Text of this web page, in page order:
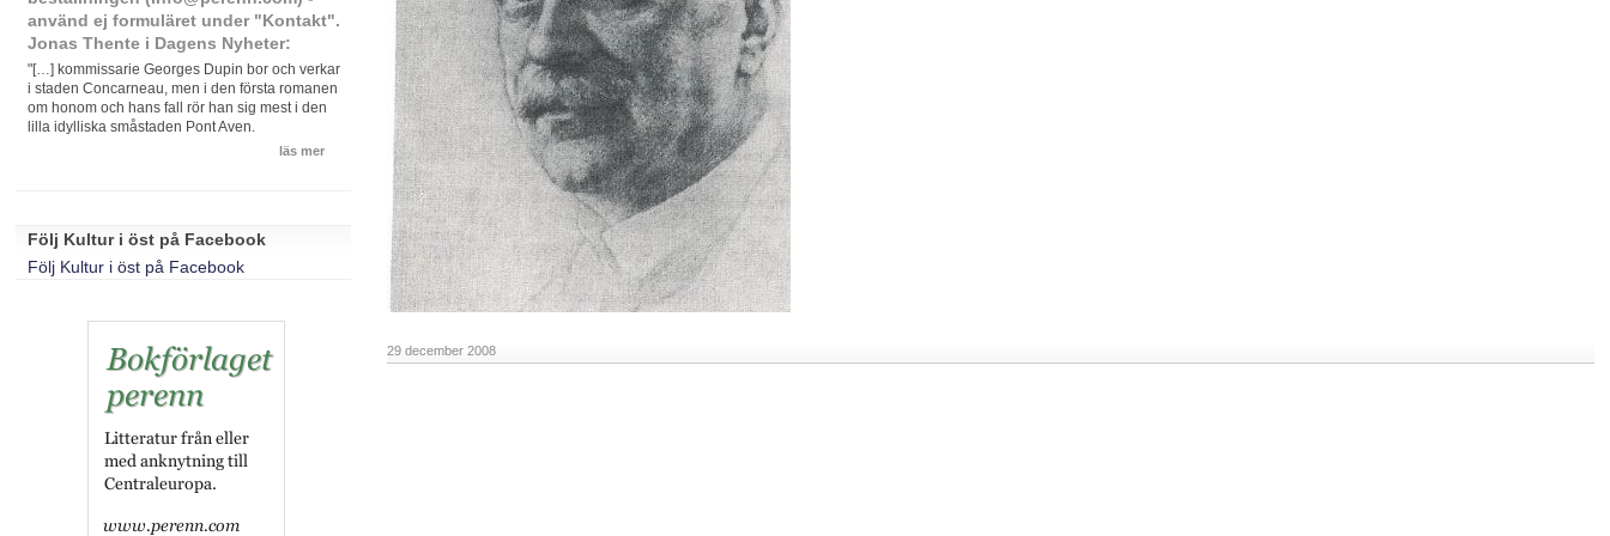
29 december 2008
använd ej formuläret under "Kontakt".
Jonas Thente i Dagens Nyheter:
"[…] kommissarie Georges Dupin bor och verkar
i staden Concarneau, men i den första romanen
om honom och hans fall rör han sig mest i den
lilla idylliska småstaden Pont Aven.
läs mer
Följ Kultur i öst på Facebook
Följ Kultur i öst på Facebook